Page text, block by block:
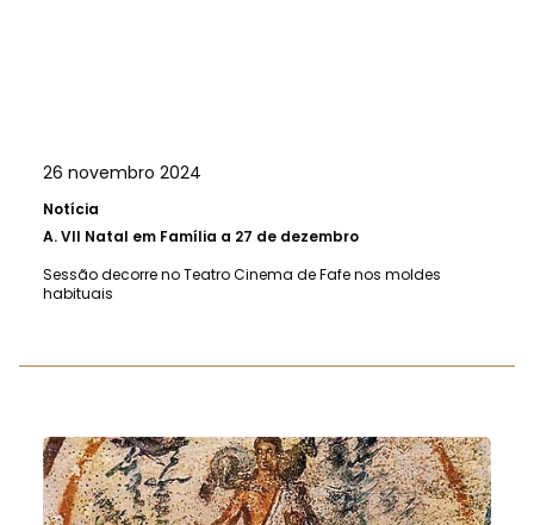
26 novembro 2024
Notícia
A.VII Natal em Família a 27 de dezembro
Sessão decorre no Teatro Cinema de Fafe nos moldes
habituais